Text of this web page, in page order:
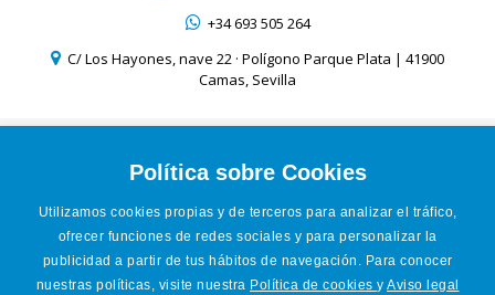
Política sobre Cookies
Utilizamos cookies propias y de terceros para analizar el tráfico,
ofrecer funciones de redes sociales y para personalizar la
publicidad a partir de tus hábitos de navegación. Para conocer
nuestras políticas, visite nuestra Política de cookies y Aviso legal
+34 693 505 264
C/ Los Hayones, nave 22 · Polígono Parque Plata | 41900
Camas, Sevilla
Política de Cookies
Condiciones de venta online
Accesibilidad